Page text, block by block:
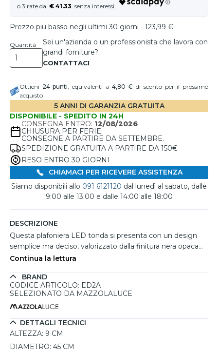
€ 41.33
Prezzo piu basso negli ultimi 30 giorni - 123,99 €
Quantità
Sei un'azienda o un professionista che lavora con
grandi forniture?
Ottieni 24punti, equivalenti a 4,80 € di sconto per il prossimo
acquisto
5 ANNI DI GARANZIA GRATUITA
DISPONIBILE - SPEDITO IN 24H
CONSEGNA ENTRO: 12/08/2026
CHIUSURA PER FERIE:
CONSEGNE A PARTIRE DA SETTEMBRE.
SPEDIZIONE GRATUITA A PARTIRE DA 150€
RESO ENTRO 30 GIORNI
CHIAMACI PER RICEVERE ASSISTENZA
Siamo disponibili allo 091 6121120 dal lunedì al sabato, dalle
9:00 alle 13:00 e dalle 14:00 alle 18:00
DESCRIZIONE
Questa plafoniera LED tonda si presenta con un design
semplice ma deciso, valorizzato dalla finitura nera opaca
che ne esalta l’estetica contemporanea. Perfetta per
combina funzionalità e stile grazie alla sua forma
compatta e alla luce diffusa. La struttura in metallo
diffusore opalino assicura un’illuminazione uniforme e non
abbagliante. Dotata di LED integrato da 40W, emette un
flusso luminoso di 2541 lumen, offrendo prestazioni
elevate con consumi contenuti.
Continua la lettura
BRAND
CODICE ARTICOLO: ED2A
SELEZIONATO DA MAZZOLALUCE
DETTAGLI TECNICI
ALTEZZA: 9 CM
DIAMETRO: 45 CM